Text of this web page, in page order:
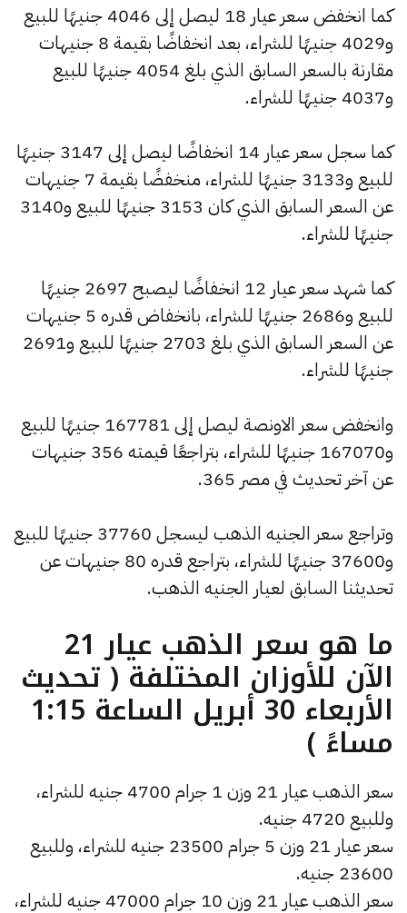
كما انخفض سعر عيار 18 ليصل إلى 4046 جنيهًا للبيع
و4029 جنيهًا للشراء، بعد انخفاضًا بقيمة 8 جنيهات
مقارنة بالسعر السابق الذي بلغ 4054 جنيهًا للبيع
و4037 جنيهًا للشراء.
كما سجل سعر عيار 14 انخفاضًا ليصل إلى 3147 جنيهًا
للبيع و3133 جنيهًا للشراء، منخفضًا بقيمة 7 جنيهات
عن السعر السابق الذي كان 3153 جنيهًا للبيع و3140
جنيهًا للشراء.
كما شهد سعر عيار 12 انخفاضًا ليصبح 2697 جنيهًا
للبيع و2686 جنيهًا للشراء، بانخفاض قدره 5 جنيهات
عن السعر السابق الذي بلغ 2703 جنيهًا للبيع و2691
جنيهًا للشراء.
وانخفض سعر الاونصة ليصل إلى 167781 جنيهًا للبيع
و167070 جنيهًا للشراء، بتراجعًا قيمته 356 جنيهات
عن آخر تحديث في مصر 365.
وتراجع سعر الجنيه الذهب ليسجل 37760 جنيهًا للبيع
و37600 جنيهًا للشراء، بتراجع قدره 80 جنيهات عن
تحديثنا السابق لعيار الجنيه الذهب.
ما هو سعر الذهب عيار 21
الآن للأوزان المختلفة ( تحديث
الأربعاء 30 أبريل الساعة 1:15
مساءً )
سعر الذهب عيار 21 وزن 1 جرام 4700 جنيه للشراء،
وللبيع 4720 جنيه.
سعر عيار 21 وزن 5 جرام 23500 جنيه للشراء، وللبيع
23600 جنيه.
سعر الذهب عيار 21 وزن 10 جرام 47000 جنيه للشراء،